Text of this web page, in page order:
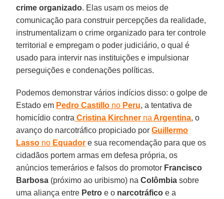
crime organizado. Elas usam os meios de
comunicação para construir percepções da realidade,
instrumentalizam o crime organizado para ter controle
territorial e empregam o poder judiciário, o qual é
usado para intervir nas instituições e impulsionar
perseguições e condenações políticas.
Podemos demonstrar vários indícios disso: o golpe de
Estado em Pedro Castillo no Peru, a tentativa de
homicídio contra Cristina Kirchner na Argentina, o
avanço do narcotráfico propiciado porGuillermo
Lasso no Equador e sua recomendação para que os
cidadãos portem armas em defesa própria, os
anúncios temerários e falsos do promotor Francisco
Barbosa (próximo ao uribismo) naColômbia sobre
uma aliança entre Petro e o narcotráfico e a